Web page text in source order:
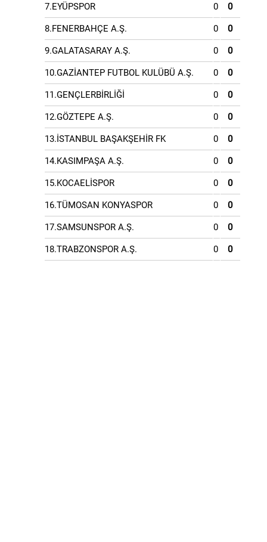
7.EYÜPSPOR 0 0
8.FENERBAHÇE A.Ş. 0 0
9.GALATASARAY A.Ş. 0 0
10.GAZİANTEP FUTBOL KULÜBÜ A.Ş. 0 0
11.GENÇLERBİRLİĞİ 0 0
12.GÖZTEPE A.Ş. 0 0
13.İSTANBUL BAŞAKŞEHİR FK 0 0
14.KASIMPAŞA A.Ş. 0 0
15.KOCAELİSPOR 0 0
16.TÜMOSAN KONYASPOR 0 0
17.SAMSUNSPOR A.Ş. 0 0
18.TRABZONSPOR A.Ş. 0 0